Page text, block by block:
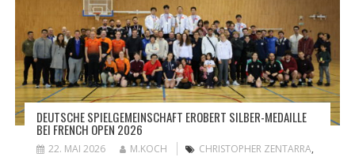
DEUTSCHE SPIELGEMEINSCHAFT EROBERT SILBER-MEDAILLE
BEI FRENCH OPEN 2026
22. MAI 2026 M.KOCH CHRISTOPHER ZENTARRA,